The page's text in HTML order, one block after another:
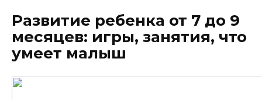
Развитие ребенка от 7 до 9
месяцев: игры, занятия, что
умеет малыш